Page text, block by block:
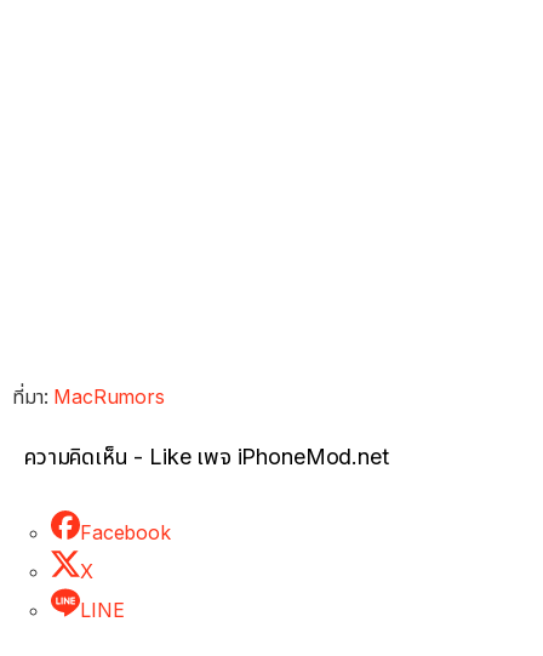
ที่มา: MacRumors
ความคิดเห็น - Like เพจ iPhoneMod.net
Facebook
X
LINE